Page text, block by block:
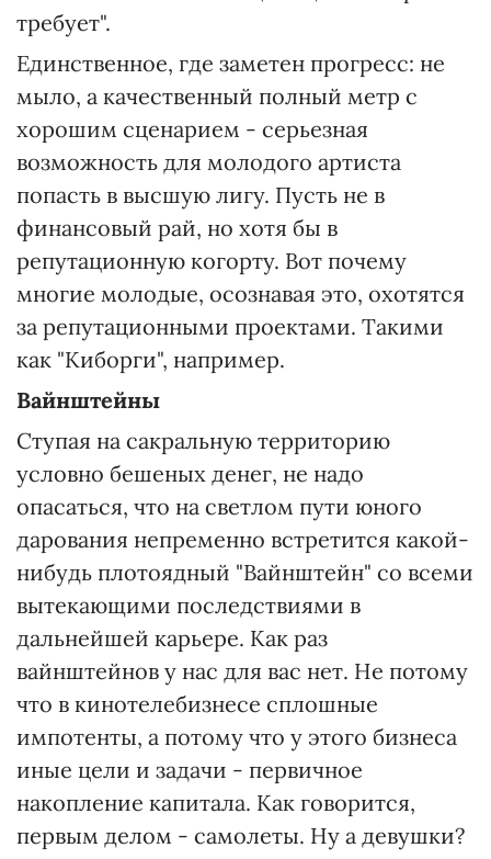
требует".
Единственное, где заметен прогресс: не
мыло, а качественный полный метр с
хорошим сценарием - серьезная
возможность для молодого артиста
попасть в высшую лигу. Пусть не в
финансовый рай, но хотя бы в
репутационную когорту. Вот почему
многие молодые, осознавая это, охотятся
за репутационными проектами. Такими
как "Киборги", например.
Вайнштейны
Ступая на сакральную территорию
условно бешеных денег, не надо
опасаться, что на светлом пути юного
дарования непременно встретится какой-
нибудь плотоядный "Вайнштейн" со всеми
вытекающими последствиями в
дальнейшей карьере. Как раз
вайнштейнов у нас для вас нет. Не потому
что в кинотелебизнесе сплошные
импотенты, а потому что у этого бизнеса
иные цели и задачи - первичное
накопление капитала. Как говорится,
первым делом - самолеты. Ну а девушки?